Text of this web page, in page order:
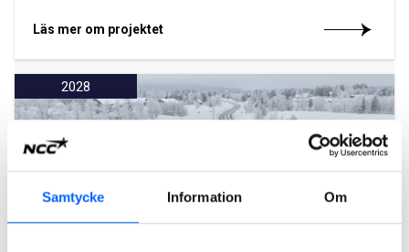
Samtycke Information Om
Läs mer om projektet
2028